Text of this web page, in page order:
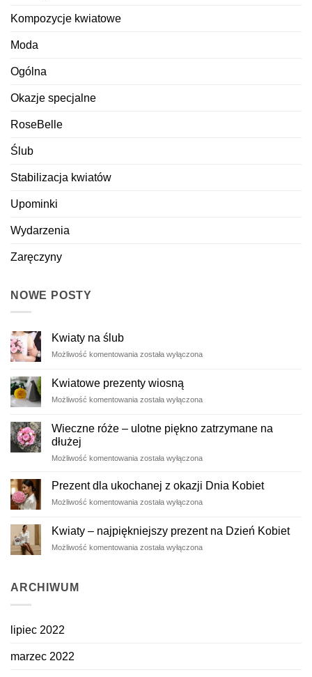
Kompozycje kwiatowe
Moda
Ogólna
Okazje specjalne
RoseBelle
Ślub
Stabilizacja kwiatów
Upominki
Wydarzenia
Zaręczyny
NOWE POSTY
Kwiaty na ślub
Możliwość komentowania Kwiaty
została wyłączona
Kwiatowe prezenty wiosną
Możliwość komentowania Kwiatowe
została wyłączona
Wieczne róże – ulotne piękno zatrzymane na
dłużej
Możliwość komentowania Wieczne
ulotne
piękno
na
została wyłączona
Prezent dla ukochanej z okazji Dnia Kobiet
Możliwość komentowania Prezent
ukochanej
z
okazji
została wyłączona
Kwiaty – najpiękniejszy prezent na Dzień Kobiet
Możliwość komentowania Kwiaty
została wyłączona
ARCHIWUM
lipiec 2022
marzec 2022